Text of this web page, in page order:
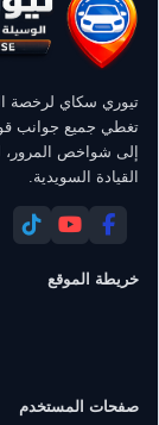
تيوري سكاي لرخصة
تغطي جميع جوانب
إلى شواخص المرور،
القيادة السويدية.
خريطة الموقع
صفحات المستخدم